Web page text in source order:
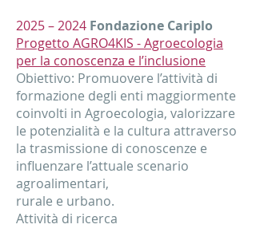
2025 – 2024 Fondazione Cariplo
Progetto AGRO4KIS - Agroecologia
per la conoscenza e l’inclusione
Obiettivo: Promuovere l’attività di
formazione degli enti maggiormente
coinvolti in Agroecologia, valorizzare
le potenzialità e la cultura attraverso
la trasmissione di conoscenze e
influenzare l’attuale scenario
agroalimentari,
rurale e urbano.
Attività di ricerca